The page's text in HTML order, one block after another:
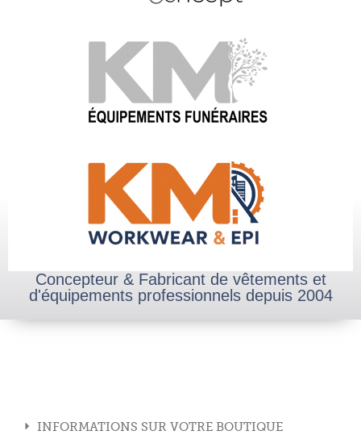
Concepteur & Fabricant de vêtements et
d'équipements professionnels depuis 2004
INFORMATIONS SUR VOTRE BOUTIQUE